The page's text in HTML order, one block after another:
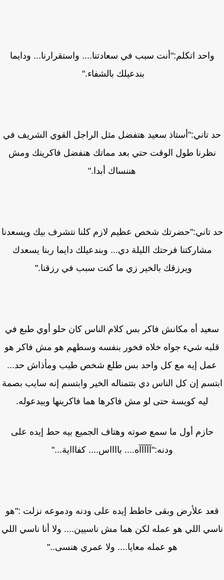
واحد اتكلم:"أنت سبب في سعادتنا.... واستقرارنا... ودايما
بندعيلك بالشفاء."
تاني:"أستاذ سعيد هتفضل مثل الراجل القوي الشريف في
طول الوقت حتي بعد مماتك هنفضل فاكرينك ومش
هننساك أبدا."
تاني:"حضرتك شخص عظيم لازم كلنا نتشرف بيك ويسعدنا
مشاركتنا فرحتك الليلة دي... وبندعيلك دايما ربنا يسعدك
ويرزقك بالخير زي ما كنت سبب في رزقنا."
أه مكانش فاكر بس كلام الناس كان حلو أوي طبع في
شيء جواه خلاه فخور بنفسه وسطهم هو مش فاكر هو
إيه مع كل واحد بس طلع شخص طيب ومأذاش حد...
إن كل الناس دي بتتمناله الخير وابتسم إنه سايب بصمة
ليه كويسة حتى لو مش فاكرها هما فاكرينها وبيدعوله.
حازم أول ما سمع صوته وهتاف الجميع بيه حط إيده على
ودنه:"آآآآآه.... بااااس.... كفاااية..."
علأرض وبقى حاطط إيده على ودنه ودموعه نزلت :"هو
اللي هو عمله لكن هما مش ناسيين.... ولا أنا ناسي اللي
هو عمله معايا.... ولا عمري هنسى.."